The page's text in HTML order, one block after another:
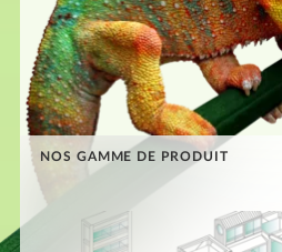
NOS GAMME DE PRODUIT